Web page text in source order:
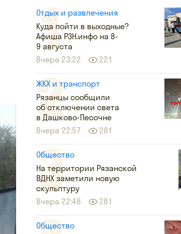
Отдых и развлечения
Куда пойти в выходные?
Афиша РЗН.инфо на 8-
9 августа
Вчера 23:22
221
ЖКХ и транспорт
Рязанцы сообщили
об отключении света
в Дашково-Песочне
Вчера 22:57
281
Общество
На территории Рязанской
ВДНХ заметили новую
скульптуру
Вчера 22:48
281
Общество